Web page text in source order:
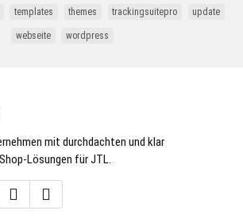
templates themes trackingsuitepro update
webseite wordpress
mit durchdachten und klar
Lösungen für JTL.